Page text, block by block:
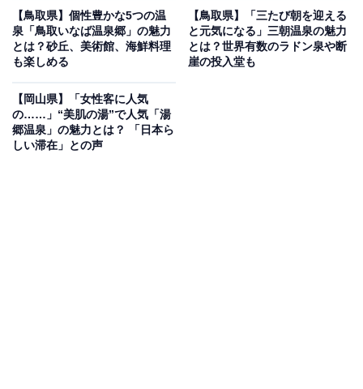
り、人気の足湯や特産品のお土産、レストランが楽しめ
ます。ゴルフ好きの方には、宍道湖（しんじこ）や空港
を望む「出雲空港カントリー倶楽部」も徒歩圏内にあり
ます。
また、車で少し足を延ばせば、縁結びの聖地として名高
【鳥取県】個性豊かな5つの温
泉「鳥取いなば温泉郷」の魅力
とは？砂丘、美術館、海鮮料理
も楽しめる
【鳥取県】「三たび朝を迎える
と元気になる」三朝温泉の魅力
とは？世界有数のラドン泉や断
崖の投入堂も
【岡山県】「女性客に人気
の……」“美肌の湯”で人気「湯
郷温泉」の魅力とは？ 「日本ら
しい滞在」との声